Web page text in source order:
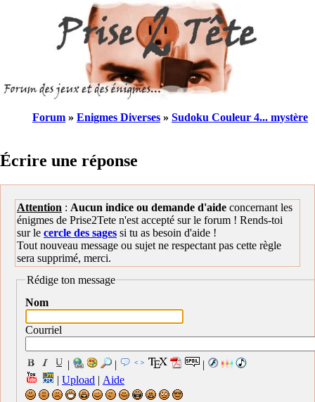
Forum » Enigmes Diverses » Sudoku Couleur 4... mystère
Écrire une réponse
Attention : Aucun indice ou demande d'aide concernant les
énigmes de Prise2Tete n'est accepté sur le forum ! Rends-toi
sur le cercle des sages si tu as besoin d'aide !
Tout nouveau message ou sujet ne respectant pas cette règle
sera supprimé, merci.
Rédige ton message
Nom
Courriel
| |
|
| Upload | Aide